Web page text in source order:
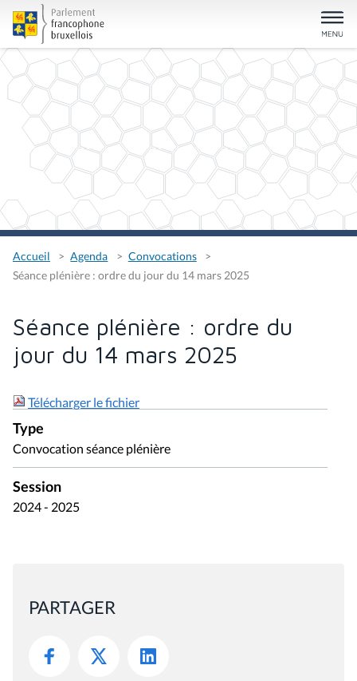
Accueil Agenda
Convocations
Séance plénière : ordre du jour du 14 mars 2025
Séance plénière : ordre du
jour du 14 mars 2025
Télécharger le fichier
Type
Convocation séance plénière
Session
2024 - 2025
PARTAGER